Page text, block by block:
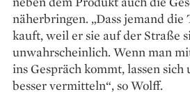
näher­bringen. „Dass jemand die
kauft, weil er sie auf der ­Straße
unwahrscheinlich. Wenn man
ins Gespräch kommt, lassen
besser vermitteln“, so Wolff.